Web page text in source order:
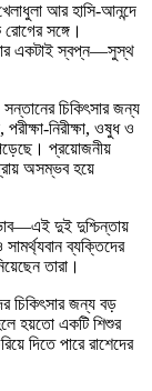
আর হাসি-আনন্দে
সঙ্গে।
একটাই স্বপ্ন—সুস্থ
সন্তানের চিকিৎসার জন্য
নিরীক্ষা, ওষুধ ও
প্রয়োজনীয়
অসম্ভব হয়ে
দুই দুশ্চিন্তায়
ব্যক্তিদের
তারা।
চিকিৎসার জন্য বড়
হয়তো একটি শিশুর
দিতে পারে রাশেদের